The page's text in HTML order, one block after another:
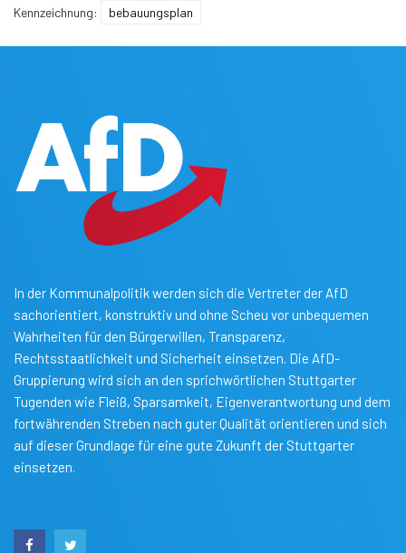
Kennzeichnung: bebauungsplan
In der Kommunalpolitik werden sich die Vertreter der AfD
sachorientiert, konstruktiv und ohne Scheu vor unbequemen
Wahrheiten für den Bürgerwillen, Transparenz,
Rechtsstaatlichkeit und Sicherheit einsetzen. Die AfD-
Gruppierung wird sich an den sprichwörtlichen Stuttgarter
Tugenden wie Fleiß, Sparsamkeit, Eigenverantwortung und dem
fortwährenden Streben nach guter Qualität orientieren und sich
auf dieser Grundlage für eine gute Zukunft der Stuttgarter
einsetzen.